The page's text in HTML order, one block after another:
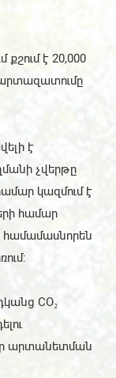
է 20,000
արտազատումը
է
չվերթը
կազմում է
համար
համամասնորեն
CO₂
արտանետման